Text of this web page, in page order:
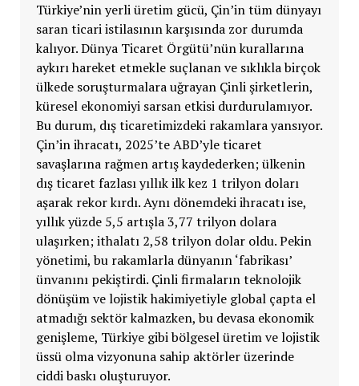
Türkiye’nin yerli üretim gücü, Çin’in tüm dünyayı
saran ticari istilasının karşısında zor durumda
kalıyor. Dünya Ticaret Örgütü’nün kurallarına
aykırı hareket etmekle suçlanan ve sıklıkla birçok
ülkede soruşturmalara uğrayan Çinli şirketlerin,
küresel ekonomiyi sarsan etkisi durdurulamıyor.
Bu durum, dış ticaretimizdeki rakamlara yansıyor.
Çin’in ihracatı, 2025’te ABD’yle ticaret
savaşlarına rağmen artış kaydederken; ülkenin
dış ticaret fazlası yıllık ilk kez 1 trilyon doları
aşarak rekor kırdı. Aynı dönemdeki ihracatı ise,
yıllık yüzde 5,5 artışla 3,77 trilyon dolara
ulaşırken; ithalatı 2,58 trilyon dolar oldu. Pekin
yönetimi, bu rakamlarla dünyanın ‘fabrikası’
ünvanını pekiştirdi. Çinli firmaların teknolojik
dönüşüm ve lojistik hakimiyetiyle global çapta el
atmadığı sektör kalmazken, bu devasa ekonomik
genişleme, Türkiye gibi bölgesel üretim ve lojistik
üssü olma vizyonuna sahip aktörler üzerinde
ciddi baskı oluşturuyor.